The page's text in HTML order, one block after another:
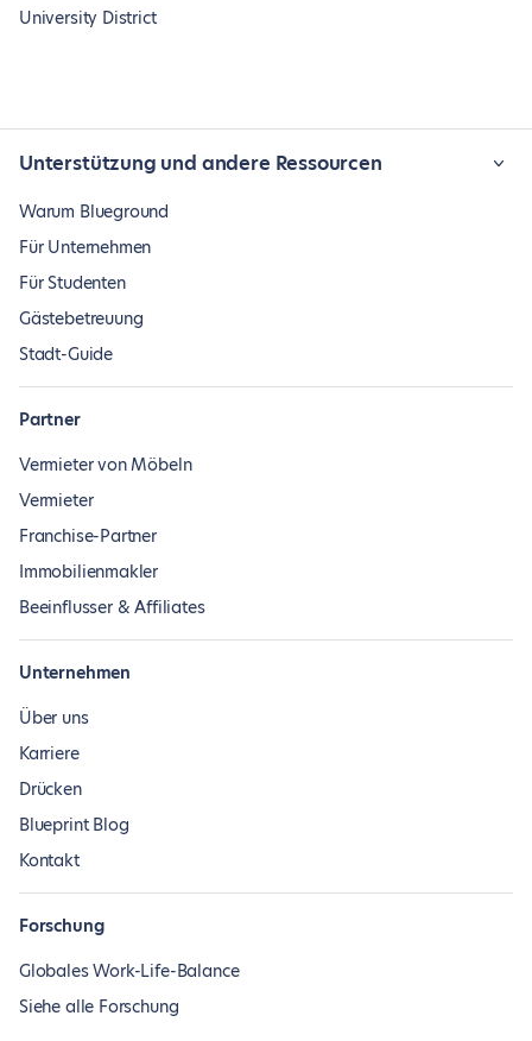
University District
Unterstützung und andere Ressourcen
Warum Blueground
Für Unternehmen
Für Studenten
Gästebetreuung
Stadt-Guide
Partner
Vermieter von Möbeln
Vermieter
Franchise-Partner
Immobilienmakler
Beeinflusser & Affiliates
Unternehmen
Über uns
Karriere
Drücken
Blueprint Blog
Kontakt
Forschung
Globales Work-Life-Balance
Siehe alle Forschung